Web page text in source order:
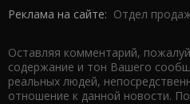
Реклама на сайте: Отдел
Оставляя комментарий,
содержание и тон Вашего
реальных людей,
отношение к данной новости.